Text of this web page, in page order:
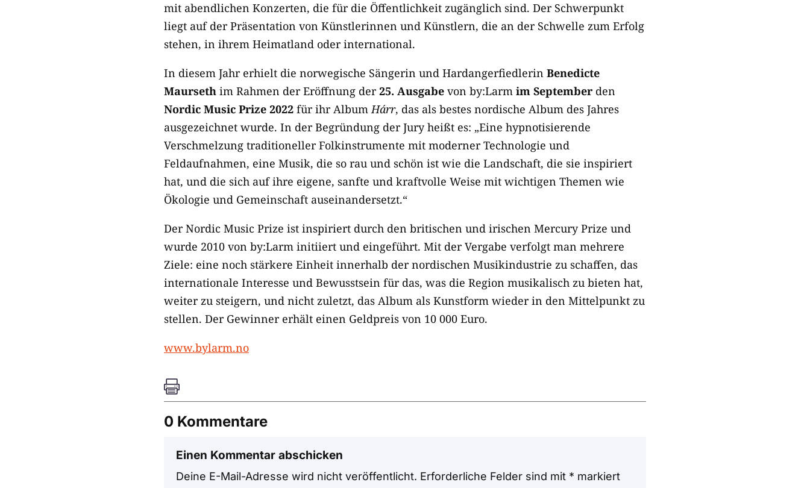
mit abendlichen Konzerten, die für die Öffentlichkeit zugänglich sind. Der Schwerpunkt
liegt auf der Präsentation von Künstlerinnen und Künstlern, die an der Schwelle zum Erfolg
stehen, in ihrem Heimatland oder international.
In diesem Jahr erhielt die norwegische Sängerin und Hardangerfiedlerin Benedicte
Maurseth im Rahmen der Eröffnung der25. Ausgabe von by:Larm im September den
Nordic Music Prize 2022 für ihr AlbumHárr, das als bestes nordische Album des Jahres
ausgezeichnet wurde. In der Begründung der Jury heißt es: „Eine hypnotisierende
Verschmelzung traditioneller Folkinstrumente mit moderner Technologie und
Feldaufnahmen, eine Musik, die so rau und schön ist wie die Landschaft, die sie inspiriert
hat, und die sich auf ihre eigene, sanfte und kraftvolle Weise mit wichtigen Themen wie
Ökologie und Gemeinschaft auseinandersetzt.“
Der Nordic Music Prize ist inspiriert durch den britischen und irischen Mercury Prize und
wurde 2010 von by:Larm initiiert und eingeführt. Mit der Vergabe verfolgt man mehrere
Ziele: eine noch stärkere Einheit innerhalb der nordischen Musikindustrie zu schaffen, das
internationale Interesse und Bewusstsein für das, was die Region musikalisch zu bieten hat,
weiter zu steigern, und nicht zuletzt, das Album als Kunstform wieder in den Mittelpunkt zu
stellen. Der Gewinner erhält einen Geldpreis von 10 000 Euro.
www.bylarm.no

0 Kommentare
Einen Kommentar abschicken
Deine E-Mail-Adresse wird nicht veröffentlicht. Erforderliche Felder sind mit * markiert